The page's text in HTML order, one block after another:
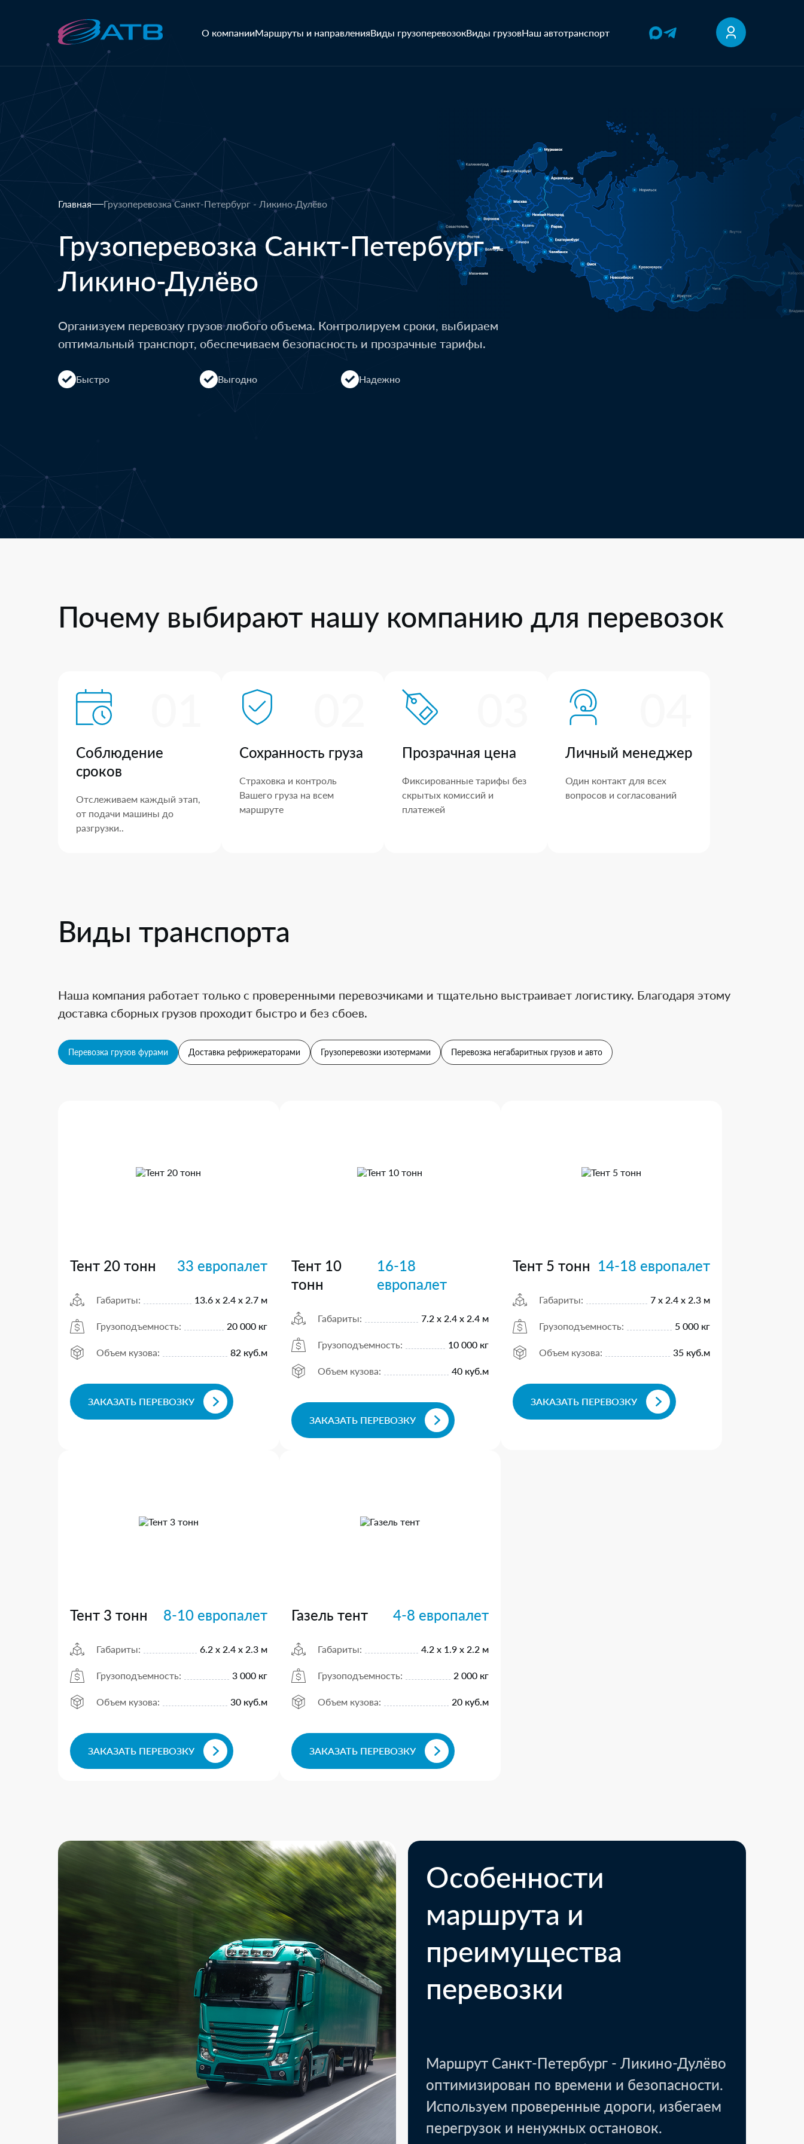
О компанииМаршруты и направленияВиды грузоперевозокВиды грузовНаш автотранспорт
Главная Грузоперевозка Санкт-Петербург - Ликино-Дулёво
Грузоперевозка Санкт-Петербург -
Ликино-Дулёво
Организуем перевозку грузов любого объема. Контролируем сроки, выбираем
оптимальный транспорт, обеспечиваем безопасность и прозрачные тарифы.
Быстро Выгодно Надежно
Почему выбирают нашу компанию для перевозок
Соблюдение
сроков
Отслеживаем каждый этап,
от подачи машины до
разгрузки..
Сохранность груза
Страховка и контроль
Вашего груза на всем
маршруте
Прозрачная цена
Фиксированные тарифы без
скрытых комиссий и
платежей
Личный менеджер
Один контакт для всех
вопросов и согласований
Виды транспорта
Наша компания работает только с проверенными перевозчиками и тщательно выстраивает логистику. Благодаря этому
доставка сборных грузов проходит быстро и без сбоев.
Перевозка грузов фурами Доставка рефрижераторами Грузоперевозки изотермами Перевозка негабаритных грузов и авто
Тент 20 тонн 33 европалет
Габариты: 13.6 х 2.4 х 2.7 м
Грузоподъемность: 20 000 кг
Объем кузова: 82 куб.м
ЗАКАЗАТЬ ПЕРЕВОЗКУ
Тент 10
тонн
16-18
европалет
Габариты: 7.2 х 2.4 х 2.4 м
Грузоподъемность: 10 000 кг
Объем кузова: 40 куб.м
ЗАКАЗАТЬ ПЕРЕВОЗКУ
Тент 5 тонн 14-18 европалет
Габариты: 7 х 2.4 х 2.3 м
Грузоподъемность: 5 000 кг
Объем кузова: 35 куб.м
ЗАКАЗАТЬ ПЕРЕВОЗКУ
Тент 3 тонн 8-10 европалет
Габариты: 6.2 х 2.4 х 2.3 м
Грузоподъемность: 3 000 кг
Объем кузова: 30 куб.м
ЗАКАЗАТЬ ПЕРЕВОЗКУ
Газель тент 4-8 европалет
Габариты: 4.2 х 1.9 х 2.2 м
Грузоподъемность: 2 000 кг
Объем кузова: 20 куб.м
ЗАКАЗАТЬ ПЕРЕВОЗКУ
Особенности
маршрута и
преимущества
перевозки
Маршрут Санкт-Петербург - Ликино-Дулёво
оптимизирован по времени и безопасности.
Используем проверенные дороги, избегаем
перегрузок и ненужных остановок.
Казань
Котовск, Тамбовская область
1 паллет - текстиль, упаковочные материалы
18 000 ₽
1 день